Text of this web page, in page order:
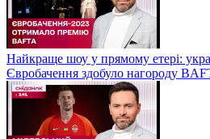
Найкраще шоу у прямому етері:
Євробачення здобуло нагороду